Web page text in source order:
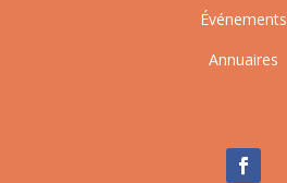
Événements
Annuaires